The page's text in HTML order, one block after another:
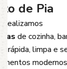
Problemas
Oferecemos
inspeção e